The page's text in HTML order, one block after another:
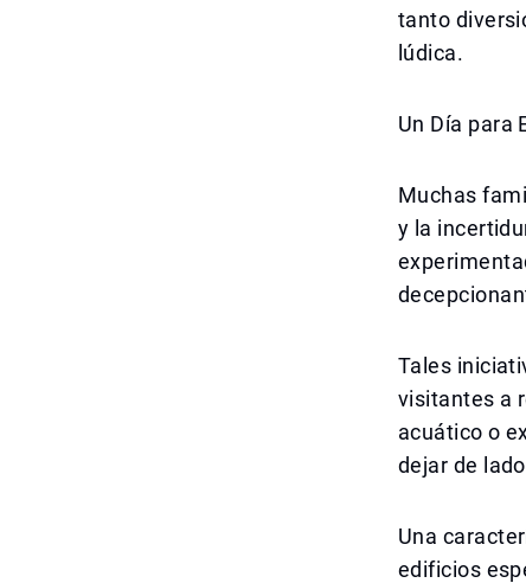
tanto
lúdica.
Un Día para
Muchas
y la
Tales
visitantes a
acuático o
dejar de
Una
edificios